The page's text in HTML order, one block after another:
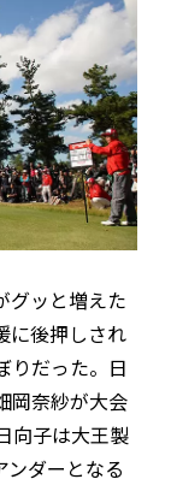
グッと増えた
に後押しされ
りだった。日
岡奈紗が大会
向子は大王製
ンダーとなる